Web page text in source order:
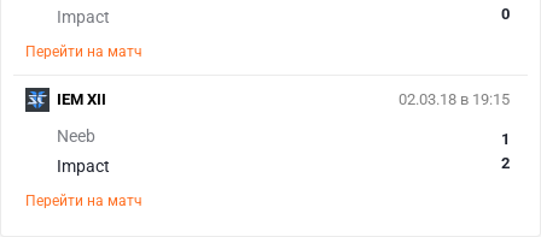
Impact
0
Перейти на матч
02.03.18 в 19:15
Neeb
Impact
1
2
Перейти на матч
IEM XII